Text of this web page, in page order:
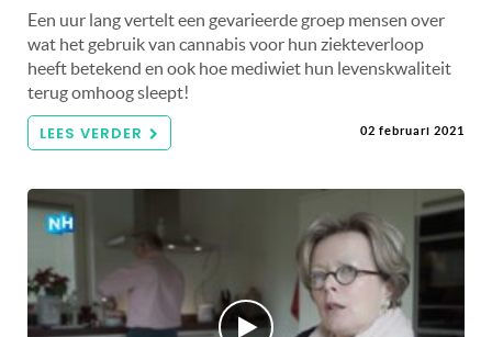
Een uur lang vertelt een gevarieerde groep mensen over
wat het gebruik van cannabis voor hun ziekteverloop
heeft betekend en ook hoe mediwiet hun levenskwaliteit
terug omhoog sleept!
LEES VERDER 02 februari 2021